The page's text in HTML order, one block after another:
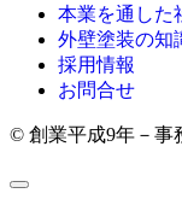
本業を通した
外壁塗装の知
採用情報
お問合せ
© 創業平成9年－事